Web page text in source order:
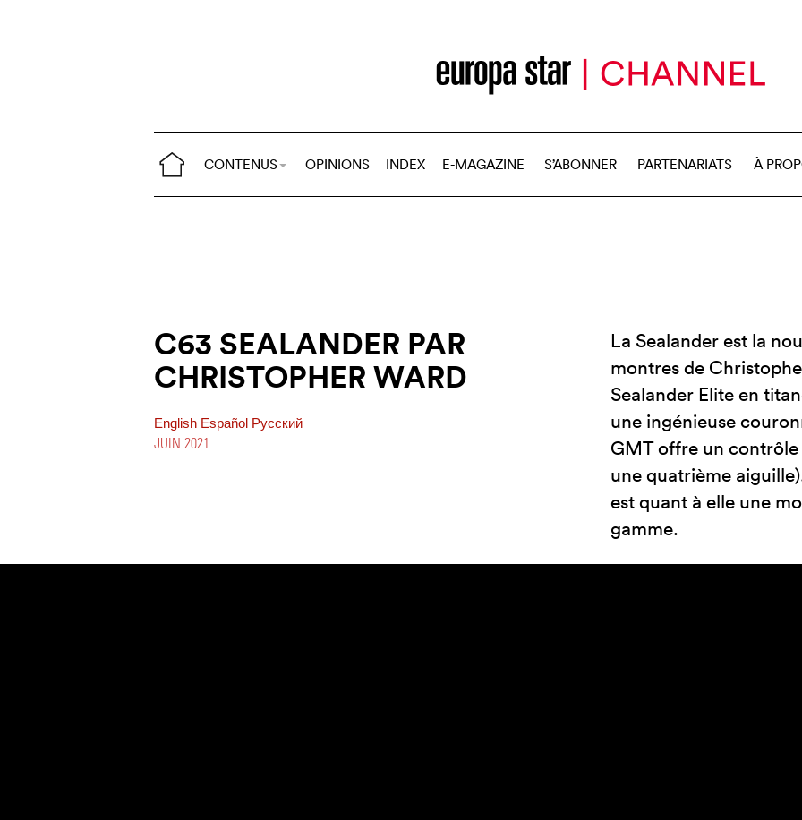
CONTENUS OPINIONS INDEX E-MAGAZINE S’ABONNER PARTENARIATS À
C63 SEALANDER PAR
CHRISTOPHER WARD
English Español Pусский
JUIN 2021
La Sealander est la
montres de
Sealander Elite en
une ingénieuse
GMT offre un
une quatrième
est quant à elle une
gamme.